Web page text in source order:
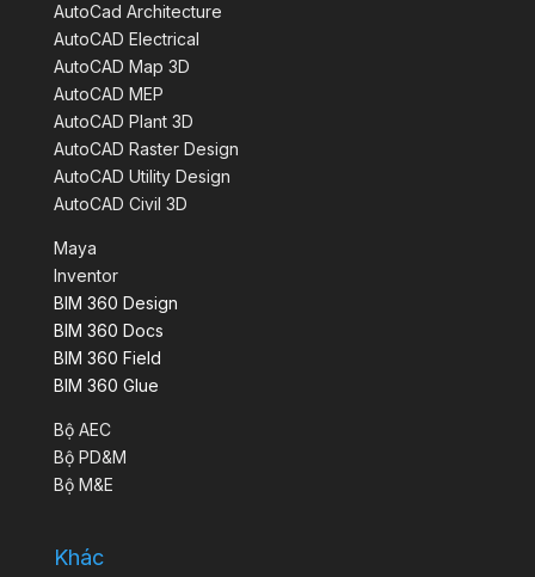
AutoCad Architecture
AutoCAD Electrical
AutoCAD Map 3D
AutoCAD MEP
AutoCAD Plant 3D
AutoCAD Raster Design
AutoCAD Utility Design
AutoCAD Civil 3D
Maya
Inventor
BIM 360 Design
BIM 360 Docs
BIM 360 Field
BIM 360 Glue
Bộ AEC
Bộ PD&M
Bộ M&E
Khác